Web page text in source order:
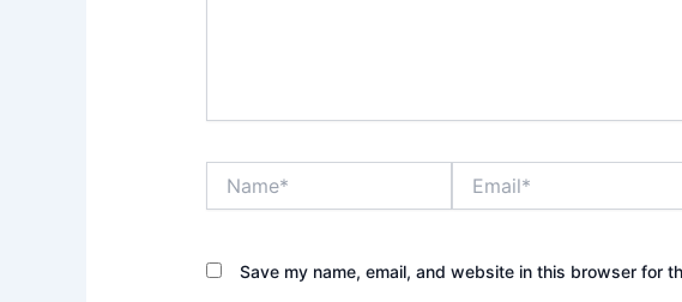
Save my name, email, and website in this browser for